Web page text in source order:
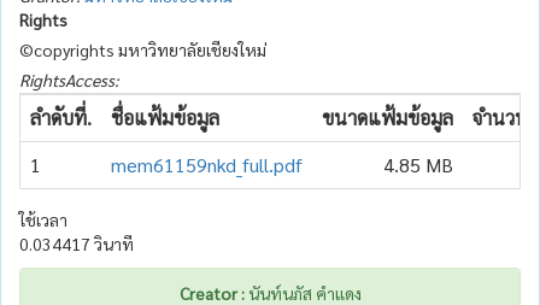
Rights
©copyrights มหาวิทยาลัยเชียงใหม่
RightsAccess:
ลำดับที่. ชื่อแฟ้มข้อมูล ขนาดแฟ้มข้อมูล
จำนวนเ
1
mem61159nkd_full.pdf 4.85 MB
ใช้เวลา
0.034417 วินาที
Creator :นันท์นภัส คำแดง